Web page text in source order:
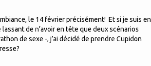
le 14 février précisément! Et si je suis en
de n’avoir en tête que deux scénarios
de sexe -, j’ai décidé de prendre Cupidon